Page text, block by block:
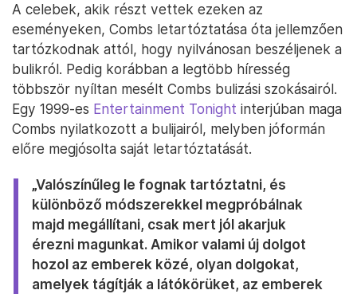
A celebek, akik részt vettek ezeken az
eseményeken, Combs letartóztatása óta jellemzően
tartózkodnak attól, hogy nyilvánosan beszéljenek a
bulikról. Pedig korábban a legtöbb híresség
többször nyíltan mesélt Combs bulizási szokásairól.
Egy 1999-es Entertainment Tonight interjúban maga
Combs nyilatkozott a bulijairól, melyben jóformán
előre megjósolta saját letartóztatását.
„Valószínűleg le fognak tartóztatni, és
különböző módszerekkel megpróbálnak
majd megállítani, csak mert jól akarjuk
érezni magunkat. Amikor valami új dolgot
hozol az emberek közé, olyan dolgokat,
amelyek tágítják a látókörüket, az emberek